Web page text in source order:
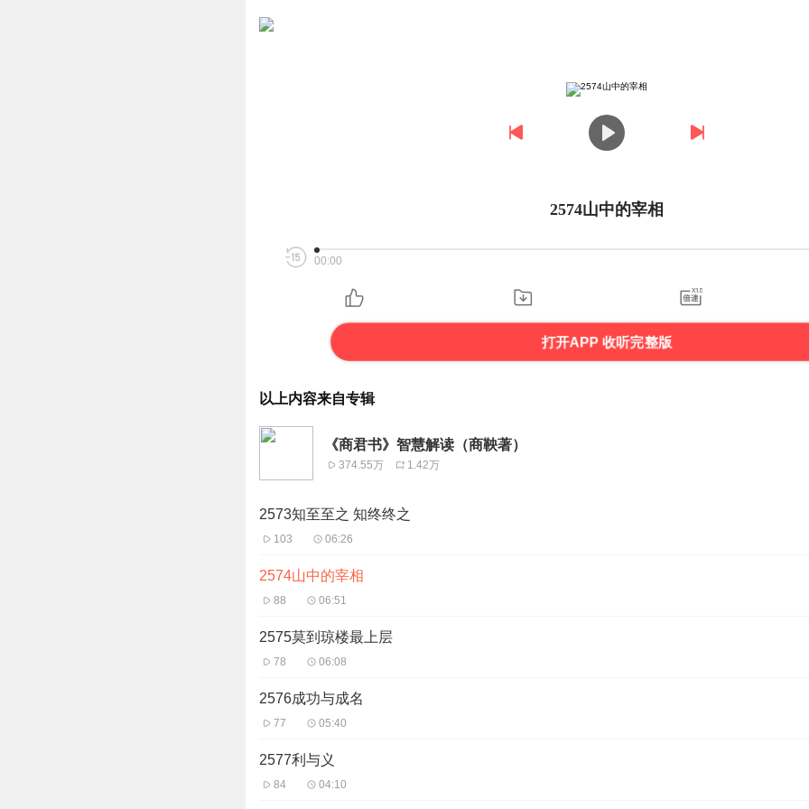
2574山中的宰相
00:00
打开APP 收听完整版
以上内容来自专辑
《商君书》智慧解读（商鞅著）
374.55万 1.42万
2573知至至之 知终终之
103 06:26
2574山中的宰相
88 06:51
2575莫到琼楼最上层
78 06:08
2576成功与成名
77 05:40
2577利与义
84 04:10